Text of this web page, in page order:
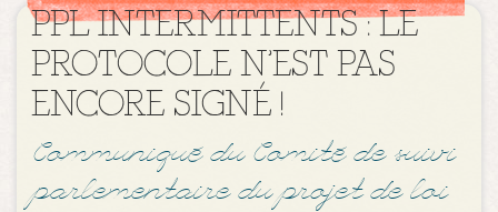
PPL INTERMITTENTS : LE
PROTOCOLE N’EST PAS
ENCORE SIGNÉ !
Communiqué du Comité de suivi
parlementaire du projet de loi